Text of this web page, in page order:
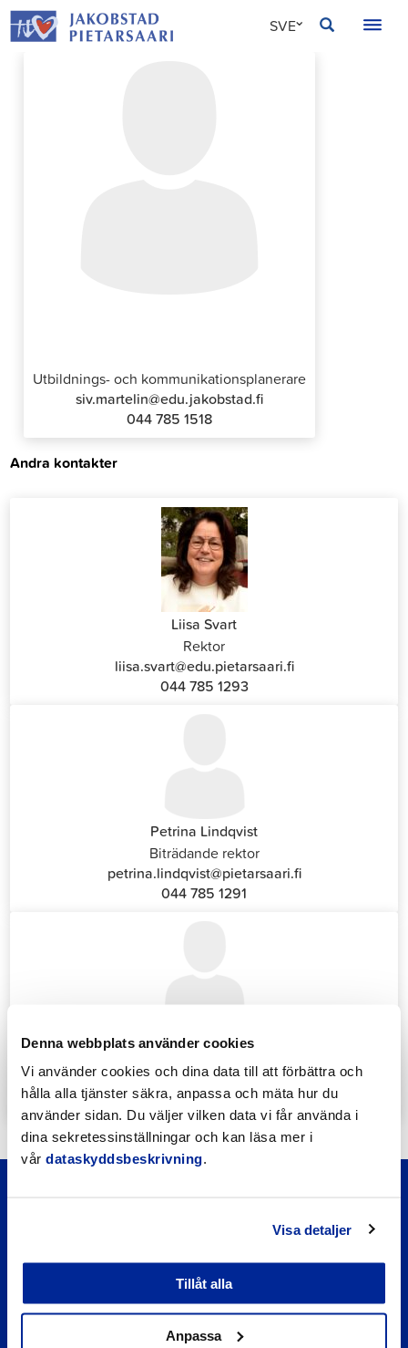
Denna webbplats använder cookies
Vi använder cookies och dina data till att förbättra och
hålla alla tjänster säkra, anpassa och mäta hur du
använder sidan. Du väljer vilken data vi får använda i
dina sekretessinställningar och kan läsa mer i
vår dataskyddsbeskrivning.
Visa detaljer
Tillåt alla
Anpassa
Hoppa
till
SVE
Utbildnings- och kommunikationsplanerare
siv.martelin@edu.jakobstad.fi
044 785 1518
Andra kontakter
Liisa Svart
Rektor
liisa.svart@edu.pietarsaari.fi
044 785 1293
Petrina Lindqvist
Biträdande rektor
petrina.lindqvist@pietarsaari.fi
044 785 1291
Katrin Nylund
katrin.nylund@jakobstad.fi
044 785 1988